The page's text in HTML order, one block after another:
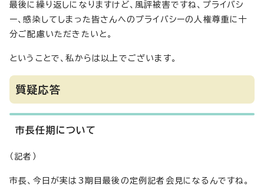
最後に繰り返しになりますけど、風評被害ですね、プライバシ
ー、感染してしまった皆さんへのプライバシーの人権尊重に十
分ご配慮いただきたいと。
ということで、私からは以上でございます。
質疑応答
市長任期について
（記者）
市長、今日が実は3期目最後の定例記者会見になるんですね。